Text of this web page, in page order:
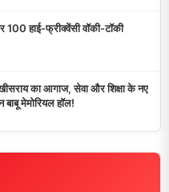
100 हाई-फ्रीक्वेंसी वॉकी-टॉकी
का आगाज, सेवा और शिक्षा के नए
मेमोरियल हॉल!